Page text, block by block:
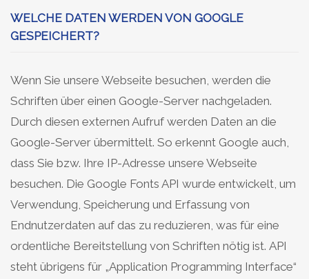
WELCHE DATEN WERDEN VON GOOGLE
GESPEICHERT?
Wenn Sie unsere Webseite besuchen, werden die
Schriften über einen Google-Server nachgeladen.
Durch diesen externen Aufruf werden Daten an die
Google-Server übermittelt. So erkennt Google auch,
dass Sie bzw. Ihre IP-Adresse unsere Webseite
besuchen. Die Google Fonts API wurde entwickelt, um
Verwendung, Speicherung und Erfassung von
Endnutzerdaten auf das zu reduzieren, was für eine
ordentliche Bereitstellung von Schriften nötig ist. API
steht übrigens für „Application Programming Interface“